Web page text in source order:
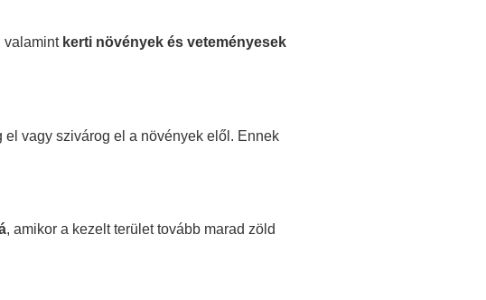
valamint kerti növények és veteményesek
el vagy szivárog el a növények elől. Ennek
, amikor a kezelt terület tovább marad zöld